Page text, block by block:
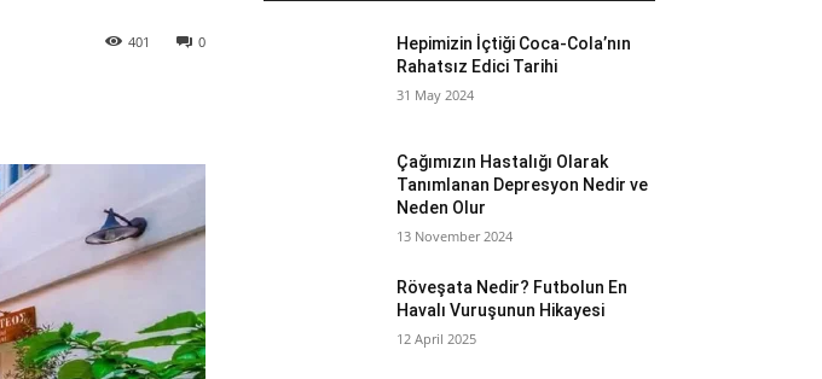
0
401
Hepimizin İçtiği Coca-Cola’nın
Rahatsız Edici Tarihi
31 May 2024
Çağımızın Hastalığı Olarak
Tanımlanan Depresyon Nedir ve
Neden Olur
13 November 2024
Röveşata Nedir? Futbolun En
Havalı Vuruşunun Hikayesi
12 April 2025